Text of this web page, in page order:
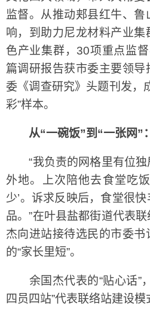
监督。从推动郏县红牛、
响，到助力尼龙材料产业
色产业集群，30项重点监
篇调研报告获市委主要领导
委《调查研究》头题刊发，
彩”样本。
从“一碗饭”到“一张网”
“我负责的网格里有位独
外地。上次陪他去食堂吃
少’。诉求反映后，食堂很
品。”在叶县盐都街道代表
杰向进站接待选民的市委书
的“家长里短”。
余国杰代表的“贴心话”
四员四站”代表联络站建设模